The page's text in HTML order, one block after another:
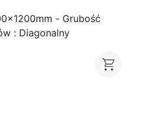
- Grubość
: Diagonalny